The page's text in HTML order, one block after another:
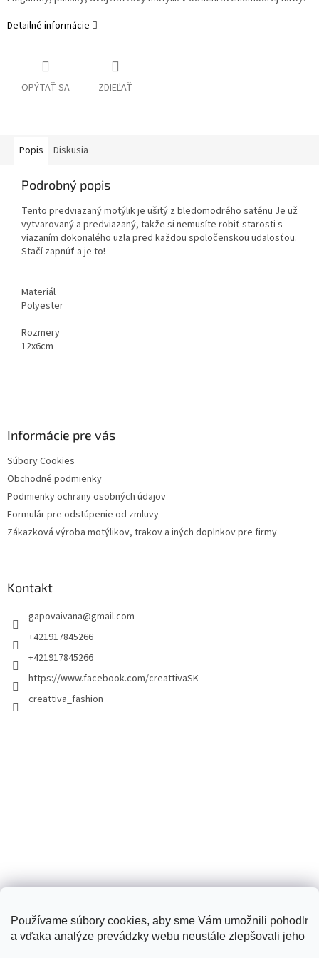
Používame súbory cookies, aby sme Vám umožnili
a vďaka analýze prevádzky webu neustále zlepšovali jeho
Detailné informácie
OPÝTAŤ SA ZDIEĽAŤ
Popis Diskusia
Podrobný popis
Tento predviazaný motýlik je ušitý z bledomodrého saténu Je už
vytvarovaný a predviazaný, takže si nemusíte robiť starosti s
viazaním dokonalého uzla pred každou spoločenskou udalosťou.
Stačí zapnúť a je to!
Materiál
Polyester
Rozmery
12x6cm
Informácie pre vás
Súbory Cookies
Obchodné podmienky
Podmienky ochrany osobných údajov
Formulár pre odstúpenie od zmluvy
Zákazková výroba motýlikov, trakov a iných doplnkov pre firmy
Kontakt
gapovaivana@gmail.com
+421917845266
+421917845266
https://www.facebook.com/creattivaSK
creattiva_fashion
Creattiva